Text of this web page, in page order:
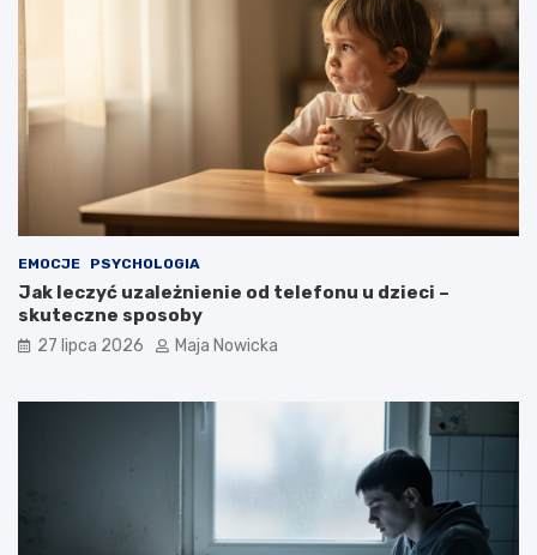
EMOCJE PSYCHOLOGIA
Jak leczyć uzależnienie od telefonu u dzieci –
skuteczne sposoby
27 lipca 2026 Maja Nowicka